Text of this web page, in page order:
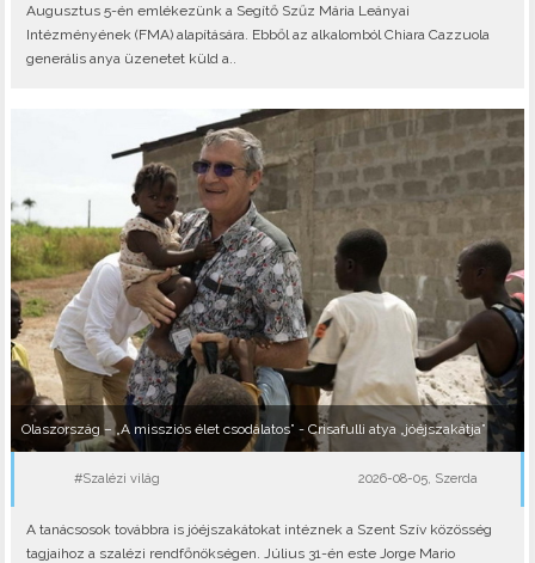
Augusztus 5-én emlékezünk a Segítő Szűz Mária Leányai
Intézményének (FMA) alapítására. Ebből az alkalomból Chiara Cazzuola
generális anya üzenetet küld a..
Olaszország – „A missziós élet csodálatos” - Crisafulli atya „jóéjszakátja”
#Szalézi világ 2026-08-05, Szerda
A tanácsosok továbbra is jóéjszakátokat intéznek a Szent Szív közösség
tagjaihoz a szalézi rendfőnökségen. Július 31-én este Jorge Mario